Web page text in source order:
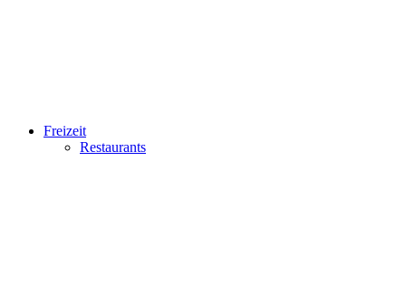
Freizeit
Restaurants